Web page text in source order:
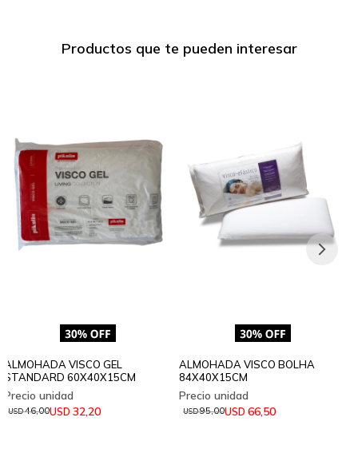
Productos que te pueden interesar
ALMOHADA VISCO GEL
STANDARD 60X40X15CM
USD 32,20
USD46,00
ALMOHADA VISCO BOLHA
84X40X15CM
USD 66,50
USD95,00